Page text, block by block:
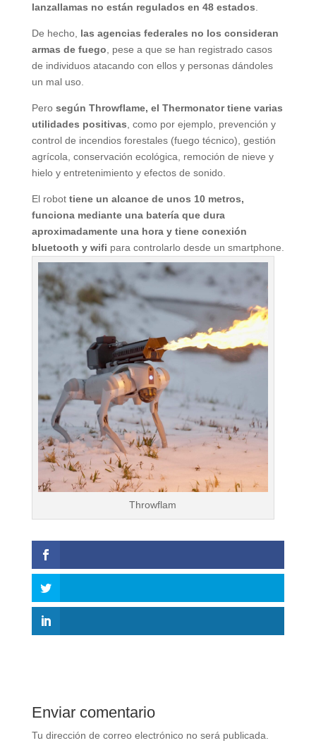
lanzallamas no están regulados en 48 estados
De hecho, las agencias federales no los consideran
armas de fuego , pese a que se han registrado casos
de individuos atacando con ellos y personas dándoles
un mal uso.
Pero según Throwflame, el Thermonator tiene varias
utilidades positivas , como por ejemplo, prevención y
control de incendios forestales (fuego técnico), gestión
agrícola, conservación ecológica, remoción de nieve y
hielo y entretenimiento y efectos de sonido.
El robot tiene un alcance de unos 10 metros,
funciona mediante una batería que dura
aproximadamente una hora y tiene conexión
bluetooth y wifi para controlarlo desde un smartphone.
Throwflam
Enviar comentario
Tu dirección de correo electrónico no será publicada.